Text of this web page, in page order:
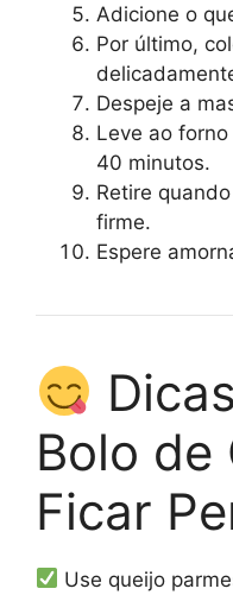
Adicione o
Por último,
Despeje a
Leve ao
40 minutos.
Retire
firme.
Espere
Bolo de
Ficar
Use queijo